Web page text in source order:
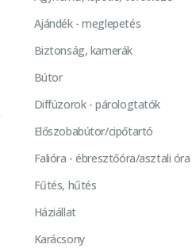
Ajándék - meglepetés
Biztonság, kamerák
Bútor
Diffúzorok - párologtatók
Előszobabútor/cipőtartó
Falióra - ébresztőóra/asztali óra
Fűtés, hűtés
Háziállat
Karácsony